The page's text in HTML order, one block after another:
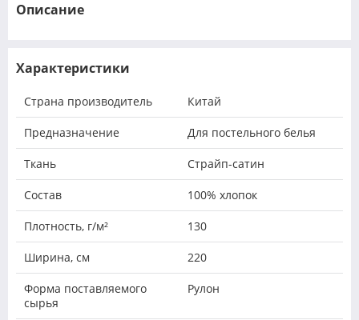
Описание
Характеристики
Страна производитель Китай
Предназначение Для постельного белья
Ткань Страйп-сатин
Состав 100% хлопок
Плотность, г/м² 130
Ширина, см 220
Форма поставляемого
сырья
Рулон